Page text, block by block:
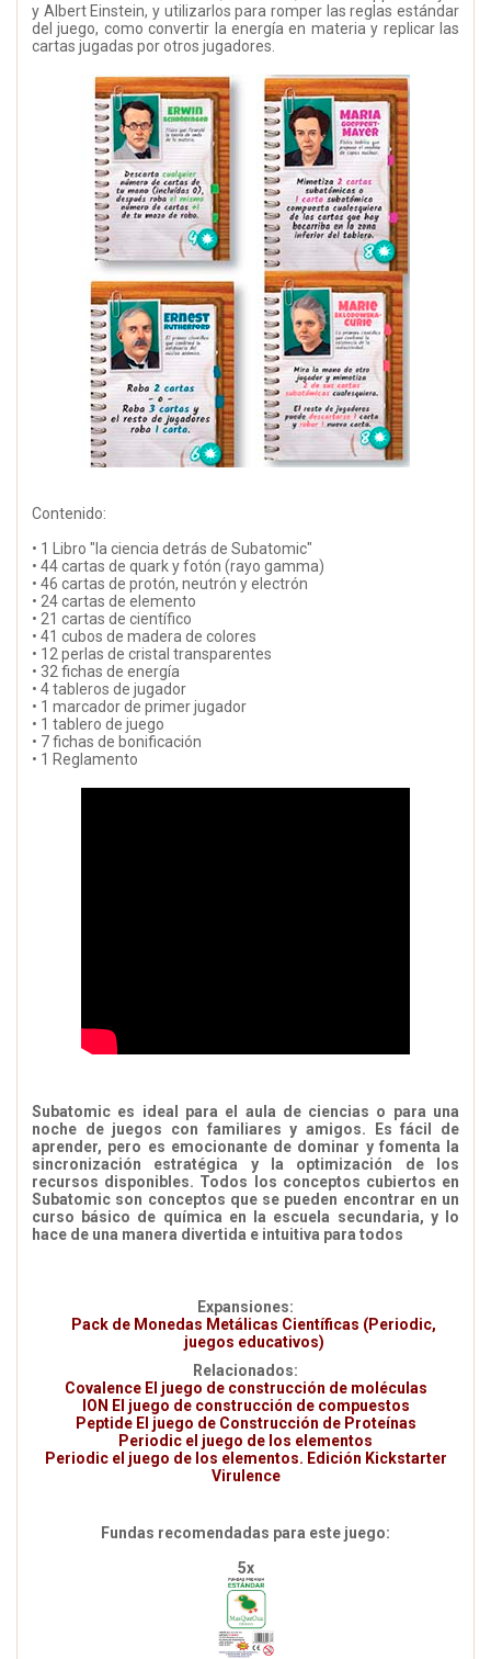
y Albert Einstein, y utilizarlos para romper las reglas estándar
del juego, como convertir la energía en materia y replicar las
cartas jugadas por otros jugadores.
Contenido:
• 1 Libro "la ciencia detrás de Subatomic"
• 44 cartas de quark y fotón (rayo gamma)
• 46 cartas de protón, neutrón y electrón
• 24 cartas de elemento
• 21 cartas de científico
• 41 cubos de madera de colores
• 12 perlas de cristal transparentes
• 32 fichas de energía
• 4 tableros de jugador
• 1 marcador de primer jugador
• 1 tablero de juego
• 7 fichas de bonificación
• 1 Reglamento
Subatomic es ideal para el aula de ciencias o para una
noche de juegos con familiares y amigos. Es fácil de
aprender, pero es emocionante de dominar y fomenta la
sincronización estratégica y la optimización de los
recursos disponibles. Todos los conceptos cubiertos en
Subatomic son conceptos que se pueden encontrar en un
curso básico de química en la escuela secundaria, y lo
hace de una manera divertida e intuitiva para todos
Expansiones:
Pack de Monedas Metálicas Científicas (Periodic,
juegos educativos)
Relacionados:
Covalence El juego de construcción de moléculas
ION El juego de construcción de compuestos
Peptide El juego de Construcción de Proteínas
Periodic el juego de los elementos
Periodic el juego de los elementos. Edición Kickstarter
Virulence
Fundas recomendadas para este juego:
5x